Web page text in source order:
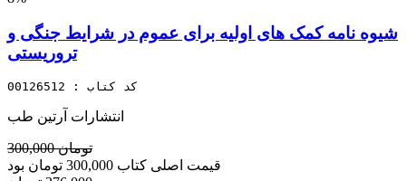
شیوه نامه کمک های اولیه برای عموم در شرایط جنگی و
تروریستی
کد کتاب : 00126512
انتشارات آرتین طب
300,000 تومان
قیمت اصلی کتاب 300,000 تومان بود